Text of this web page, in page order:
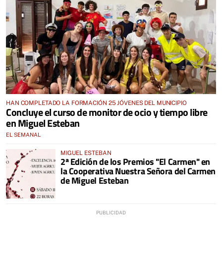
HAN COMPLETADO LA FORMACIÓN 25 JÓVENES DEL MUNICIPIO
Concluye el curso de monitor de ocio y tiempo libre
en Miguel Esteban
EL SEMANAL
MIGUEL ESTEBAN
2ª Edición de los Premios "El Carmen" en
la Cooperativa Nuestra Señora del Carmen
de Miguel Esteban